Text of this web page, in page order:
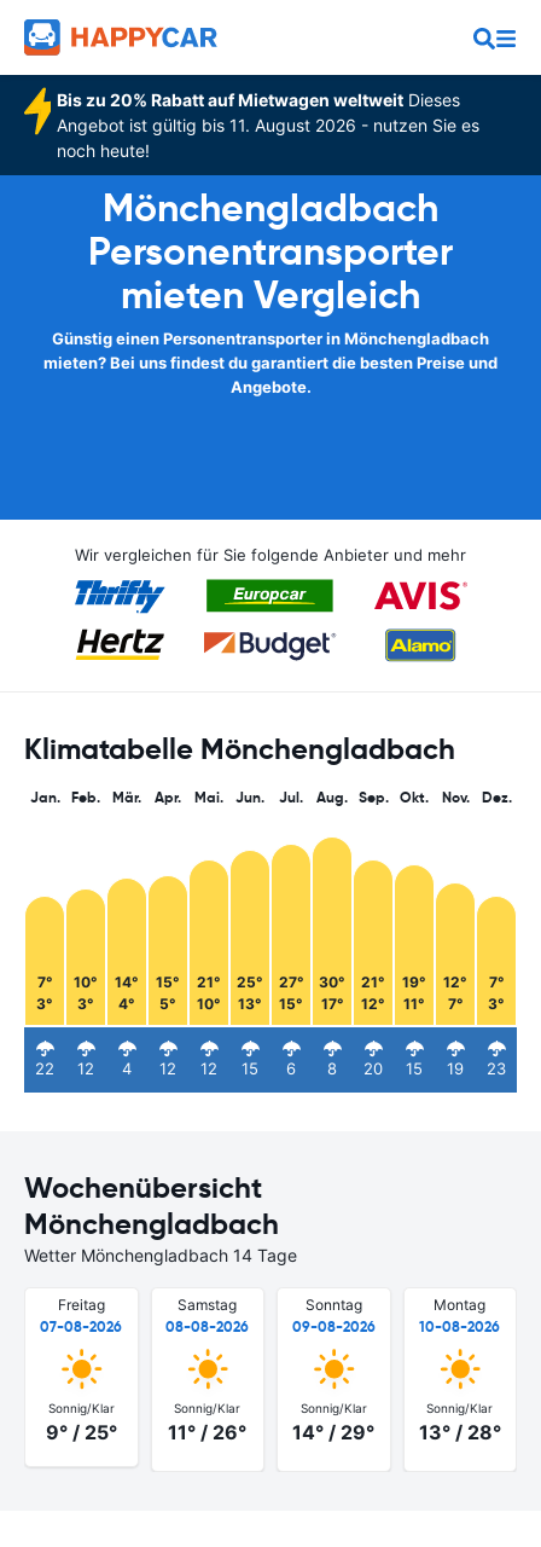
Bis zu 20% Rabatt auf Mietwagen weltweitDieses
Angebot ist gültig bis 11. August 2026 - nutzen Sie es
noch heute!
Mönchengladbach
Personentransporter
mieten Vergleich
Günstig einen Personentransporter in Mönchengladbach
mieten? Bei uns findest du garantiert die besten Preise und
Angebote.
Wir vergleichen für Sie folgende Anbieter und mehr
Klimatabelle Mönchengladbach
Jan.
7°
3°
22
Feb.
10°
3°
12
Mär.
14°
4°
4
Apr.
15°
5°
12
Mai.
21°
10°
12
Jun.
25°
13°
15
Jul.
27°
15°
6
Aug.
30°
17°
8
Sep.
21°
12°
20
Okt.
19°
11°
15
Nov.
12°
7°
19
Dez.
7°
3°
23
Wochenübersicht
Mönchengladbach
Wetter Mönchengladbach 14 Tage
Freitag
07-08-2026
Sonnig/Klar
9° / 25°
Samstag
08-08-2026
Sonnig/Klar
11° / 26°
Sonntag
09-08-2026
Sonnig/Klar
14° / 29°
Montag
10-08-2026
Sonnig/Klar
13° / 28°